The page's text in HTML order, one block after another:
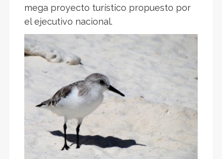
mega proyecto turístico propuesto por
el ejecutivo nacional.